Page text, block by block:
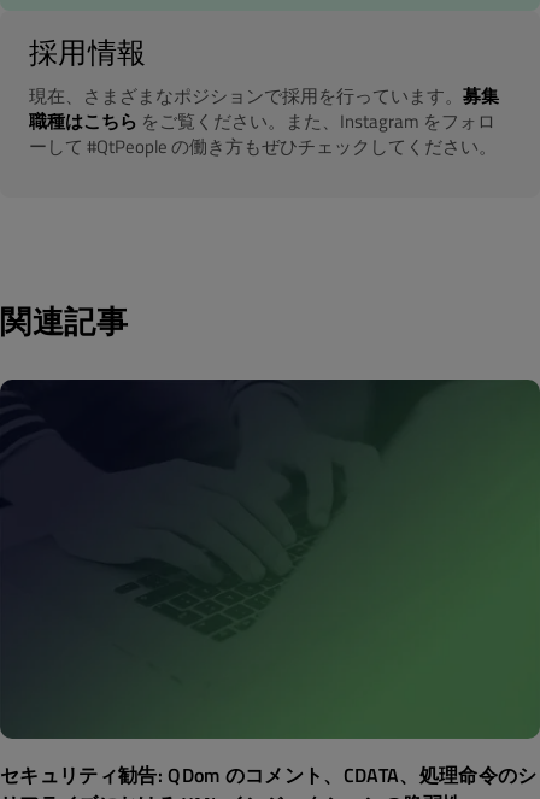
採用情報
現在、さまざまなポジションで採用を行っています。 募集
職種はこちら をご覧ください。また、Instagram をフォロ
ーして #QtPeople の働き方もぜひチェックしてください。
関連記事
セキュリティ勧告: QDom のコメント、CDATA、処理命令のシ